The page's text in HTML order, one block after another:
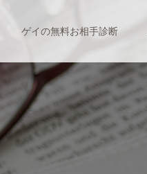
ゲイの無料お相手診断